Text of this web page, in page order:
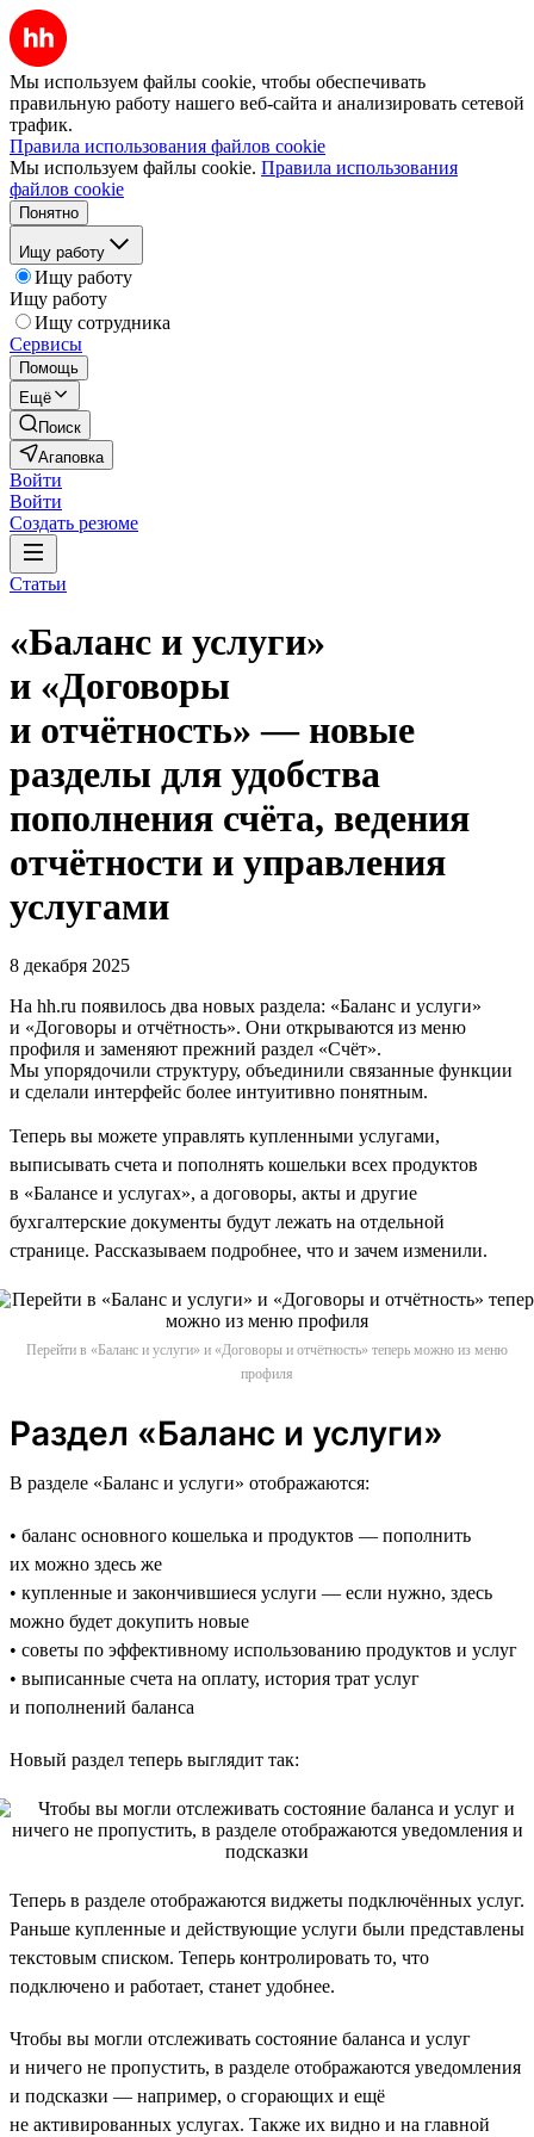
Мы используем файлы cookie, чтобы обеспечивать
правильную работу нашего веб-сайта и анализировать сетевой
трафик.
Правила использования файлов cookie
Мы используем файлы cookie. Правила использования
файлов cookie
Понятно
Ищу работу
Ищу работу
Ищу работу
Ищу сотрудника
Сервисы
Помощь
Ещё
Поиск
Агаповка
Войти
Войти
Создать резюме
Статьи
«Баланс и услуги»
и «Договоры
и отчётность» — новые
разделы для удобства
пополнения счёта, ведения
отчётности и управления
услугами
8 декабря 2025
На hh.ru появилось два новых раздела: «Баланс и услуги»
и «Договоры и отчётность». Они открываются из меню
профиля и заменяют прежний раздел «Счёт».
Мы упорядочили структуру, объединили связанные функции
и сделали интерфейс более интуитивно понятным.
Теперь вы можете управлять купленными услугами,
выписывать счета и пополнять кошельки всех продуктов
в «Балансе и услугах», а договоры, акты и другие
бухгалтерские документы будут лежать на отдельной
странице. Рассказываем подробнее, что и зачем изменили.
Перейти в «Баланс и услуги» и «Договоры и отчётность» теперь можно из меню
профиля
Раздел «Баланс и услуги»
В разделе «Баланс и услуги» отображаются:
• баланс основного кошелька и продуктов — пополнить
их можно здесь же
• купленные и закончившиеся услуги — если нужно, здесь
можно будет докупить новые
• советы по эффективному использованию продуктов и услуг
• выписанные счета на оплату, история трат услуг
и пополнений баланса
Новый раздел теперь выглядит так:
Теперь в разделе отображаются виджеты подключённых услуг.
Раньше купленные и действующие услуги были представлены
текстовым списком. Теперь контролировать то, что
подключено и работает, станет удобнее.
Чтобы вы могли отслеживать состояние баланса и услуг
и ничего не пропустить, в разделе отображаются уведомления
и подсказки — например, о сгорающих и ещё
не активированных услугах. Также их видно и на главной